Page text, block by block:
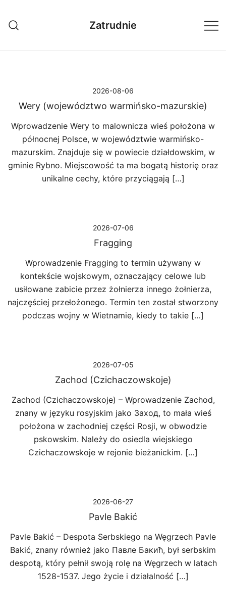
treści
Zatrudnie
2026-08-06
Wery (województwo warmińsko-mazurskie)
Wprowadzenie Wery to malownicza wieś położona w
północnej Polsce, w województwie warmińsko-
mazurskim. Znajduje się w powiecie działdowskim, w
gminie Rybno. Miejscowość ta ma bogatą historię oraz
unikalne cechy, które przyciągają […]
2026-07-06
Fragging
Wprowadzenie Fragging to termin używany w
kontekście wojskowym, oznaczający celowe lub
usiłowane zabicie przez żołnierza innego żołnierza,
najczęściej przełożonego. Termin ten został stworzony
podczas wojny w Wietnamie, kiedy to takie […]
2026-07-05
Zachod (Czichaczowskoje)
Zachod (Czichaczowskoje) – Wprowadzenie Zachod,
znany w języku rosyjskim jako Заход, to mała wieś
położona w zachodniej części Rosji, w obwodzie
pskowskim. Należy do osiedla wiejskiego
Czichaczowskoje w rejonie bieżanickim. […]
2026-06-27
Pavle Bakić
Pavle Bakić – Despota Serbskiego na Węgrzech Pavle
Bakić, znany również jako Павле Бакић, był serbskim
despotą, który pełnił swoją rolę na Węgrzech w latach
1528-1537. Jego życie i działalność […]